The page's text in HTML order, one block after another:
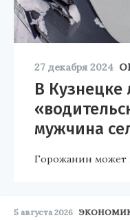
27 декабря 2024
В
мужчина
Горожанин может
5 августа 2026